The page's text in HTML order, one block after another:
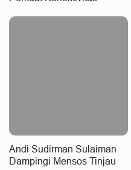
Andi Sudirman Sulaiman
Dampingi Mensos Tinjau